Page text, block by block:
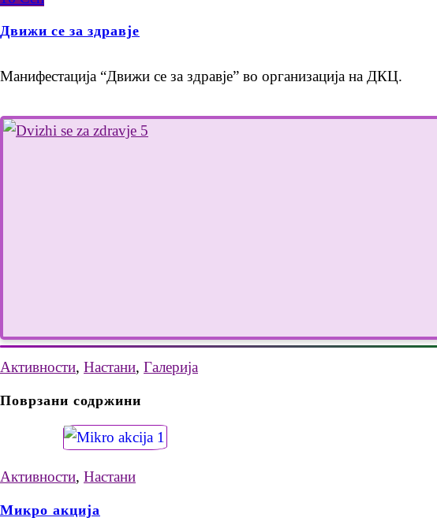
Движи се за здравје
Манифестација “Движи се за здравје” во организација на ДКЦ.
Активности, Настани, Галерија
Поврзани содржини
Активности, Настани
Микро акција